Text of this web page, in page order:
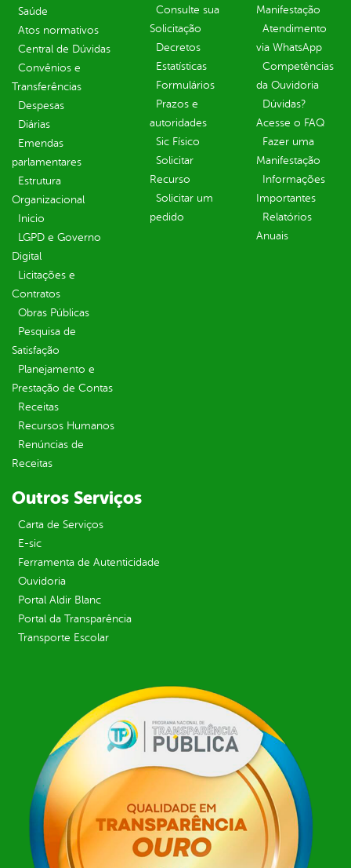
Saúde
Atos normativos
Central de Dúvidas
Convênios e
Transferências
Despesas
Diárias
Emendas
parlamentares
Estrutura
Organizacional
Inicio
LGPD e Governo
Digital
Licitações e
Contratos
Obras Públicas
Pesquisa de
Satisfação
Planejamento e
Prestação de Contas
Receitas
Recursos Humanos
Renúncias de
Receitas
Consulte sua
Solicitação
Decretos
Estatísticas
Formulários
Prazos e
autoridades
Sic Físico
Solicitar
Recurso
Solicitar um
pedido
Manifestação
Atendimento
via WhatsApp
Competências
da Ouvidoria
Dúvidas?
Acesse o FAQ
Fazer uma
Manifestação
Informações
Importantes
Relatórios
Anuais
Outros Serviços
Carta de Serviços
E-sic
Ferramenta de Autenticidade
Ouvidoria
Portal Aldir Blanc
Portal da Transparência
Transporte Escolar